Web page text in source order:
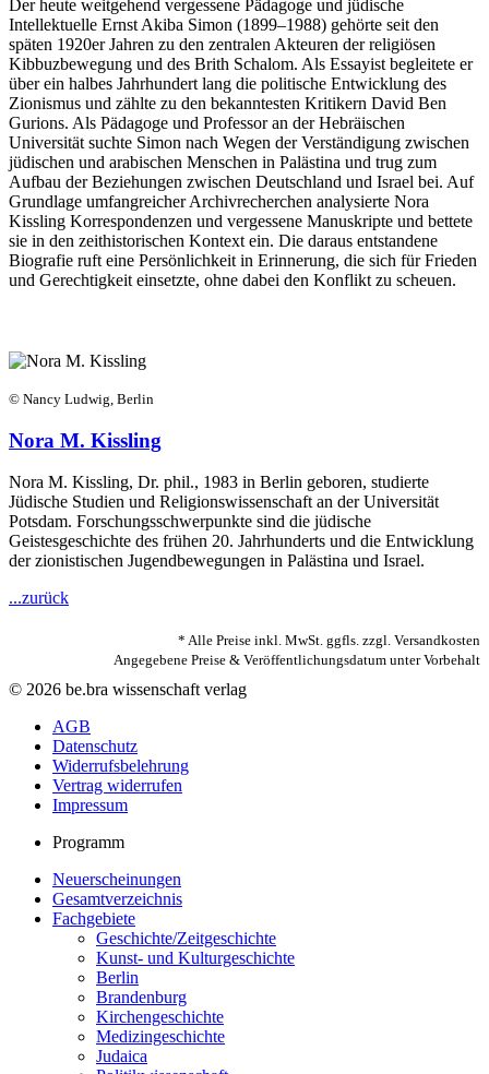
Der heute weitgehend vergessene Pädagoge und jüdische
Intellektuelle Ernst Akiba Simon (1899–1988) gehörte seit den
späten 1920er Jahren zu den zentralen Akteuren der religiösen
Kibbuzbewegung und des Brith Schalom. Als Essayist begleitete er
über ein halbes Jahrhundert lang die politische Entwicklung des
Zionismus und zählte zu den bekanntesten Kritikern David Ben
Gurions. Als Pädagoge und Professor an der Hebräischen
Universität suchte Simon nach Wegen der Verständigung zwischen
jüdischen und arabischen Menschen in Palästina und trug zum
Aufbau der Beziehungen zwischen Deutschland und Israel bei. Auf
Grundlage umfangreicher Archivrecherchen analysierte Nora
Kissling Korrespondenzen und vergessene Manuskripte und bettete
sie in den zeithistorischen Kontext ein. Die daraus entstandene
Biografie ruft eine Persönlichkeit in Erinnerung, die sich für Frieden
und Gerechtigkeit einsetzte, ohne dabei den Konflikt zu scheuen.
© Nancy Ludwig, Berlin
Nora M. Kissling
Nora M. Kissling, Dr. phil., 1983 in Berlin geboren, studierte
Jüdische Studien und Religionswissenschaft an der Universität
Potsdam. Forschungsschwerpunkte sind die jüdische
Geistesgeschichte des frühen 20. Jahrhunderts und die Entwicklung
der zionistischen Jugendbewegungen in Palästina und Israel.
...zurück
* Alle Preise inkl. MwSt. ggfls. zzgl. Versandkosten
Angegebene Preise & Veröffentlichungsdatum unter Vorbehalt
© 2026 be.bra wissenschaft verlag
AGB
Datenschutz
Widerrufsbelehrung
Vertrag widerrufen
Impressum
Programm
Neuerscheinungen
Gesamtverzeichnis
Fachgebiete
Geschichte/Zeitgeschichte
Kunst- und Kulturgeschichte
Berlin
Brandenburg
Kirchengeschichte
Medizingeschichte
Judaica